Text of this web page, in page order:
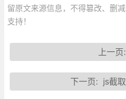
留原文来源信息，不得篡改、删
支持！
上一
下一页: js截